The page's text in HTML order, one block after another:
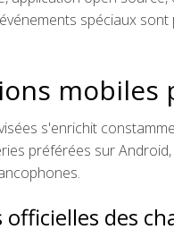
spéciaux
mobiles
s'enrichit
préférées sur
des